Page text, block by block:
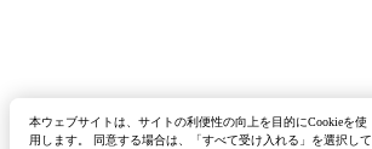
本ウェブサイトは、サイトの利便性の向上を目的にCookieを使
用します。 同意する場合は、「すべて受け入れる」を選択して